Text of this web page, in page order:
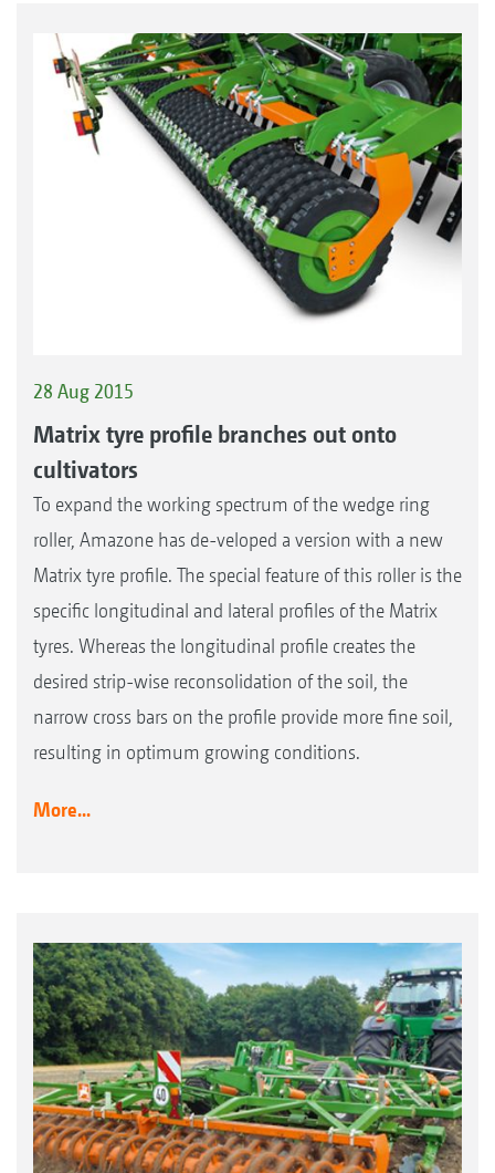
28 Aug 2015
Matrix tyre profile branches out onto
cultivators
To expand the working spectrum of the wedge ring
roller, Amazone has de-veloped a version with a new
Matrix tyre profile. The special feature of this roller is the
specific longitudinal and lateral profiles of the Matrix
tyres. Whereas the longitudinal profile creates the
desired strip-wise reconsolidation of the soil, the
narrow cross bars on the profile provide more fine soil,
resulting in optimum growing conditions.
More...